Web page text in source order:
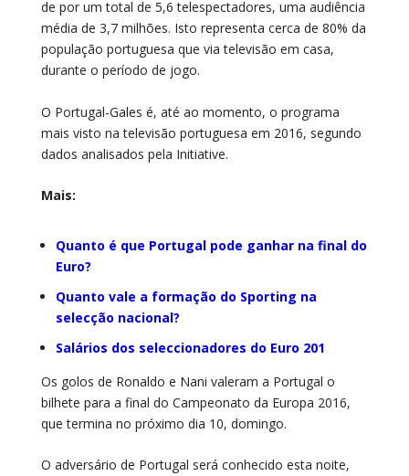
de por um total de 5,6 telespectadores, uma audiência
média de 3,7 milhões. Isto representa cerca de 80% da
população portuguesa que via televisão em casa,
durante o período de jogo.
O Portugal-Gales é, até ao momento, o programa
mais visto na televisão portuguesa em 2016, segundo
dados analisados pela Initiative.
Mais:
Quanto é que Portugal pode ganhar na final do
Euro?
Quanto vale a formação do Sporting na
selecção nacional?
Salários dos seleccionadores do Euro 201
Os golos de Ronaldo e Nani valeram a Portugal o
bilhete para a final do Campeonato da Europa 2016,
que termina no próximo dia 10, domingo.
O adversário de Portugal será conhecido esta noite,